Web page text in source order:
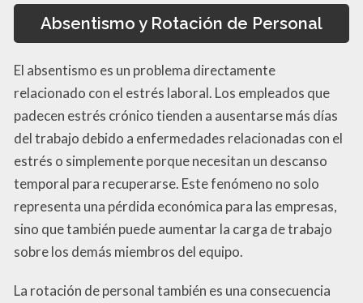
Absentismo y Rotación de Personal
El absentismo es un problema directamente
relacionado con el estrés laboral. Los empleados que
padecen estrés crónico tienden a ausentarse más días
del trabajo debido a enfermedades relacionadas con el
estrés o simplemente porque necesitan un descanso
temporal para recuperarse. Este fenómeno no solo
representa una pérdida económica para las empresas,
sino que también puede aumentar la carga de trabajo
sobre los demás miembros del equipo.
La rotación de personal también es una consecuencia